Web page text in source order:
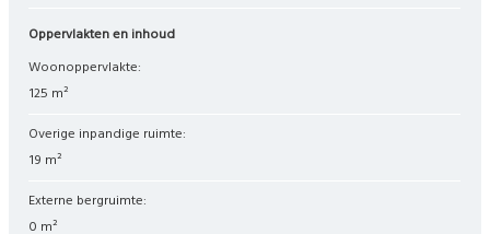
Oppervlakten en inhoud
Woonoppervlakte:
125 m²
Overige inpandige ruimte:
19 m²
Externe bergruimte:
0 m²